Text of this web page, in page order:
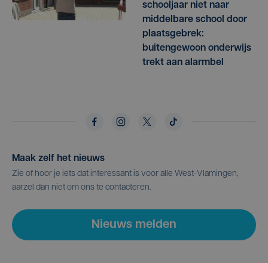
schooljaar niet naar
middelbare school door
plaatsgebrek:
buitengewoon onderwijs
trekt aan alarmbel
Maak zelf het nieuws
Zie of hoor je iets dat interessant is voor alle West-Vlamingen,
aarzel dan niet om ons te contacteren.
Nieuws melden